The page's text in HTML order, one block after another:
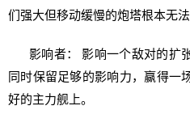
们强大但移动缓慢的炮塔根本无
影响者： 影响一个敌对的扩张
同时保留足够的影响力，赢得一
好的主力舰上。